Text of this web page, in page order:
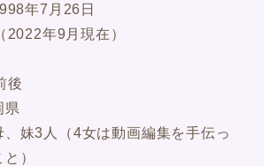
年7月26日
2022年9月現在）
後
県
、妹3人（4女は動画編集を手伝っ
）